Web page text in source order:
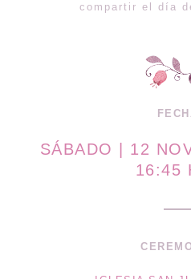
compartir el día
SÁBADO | 12
16:45